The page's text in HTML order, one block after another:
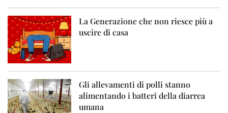
La Generazione che non riesce più a
uscire di casa
Gli allevamenti di polli stanno
alimentando i batteri della diarrea
umana